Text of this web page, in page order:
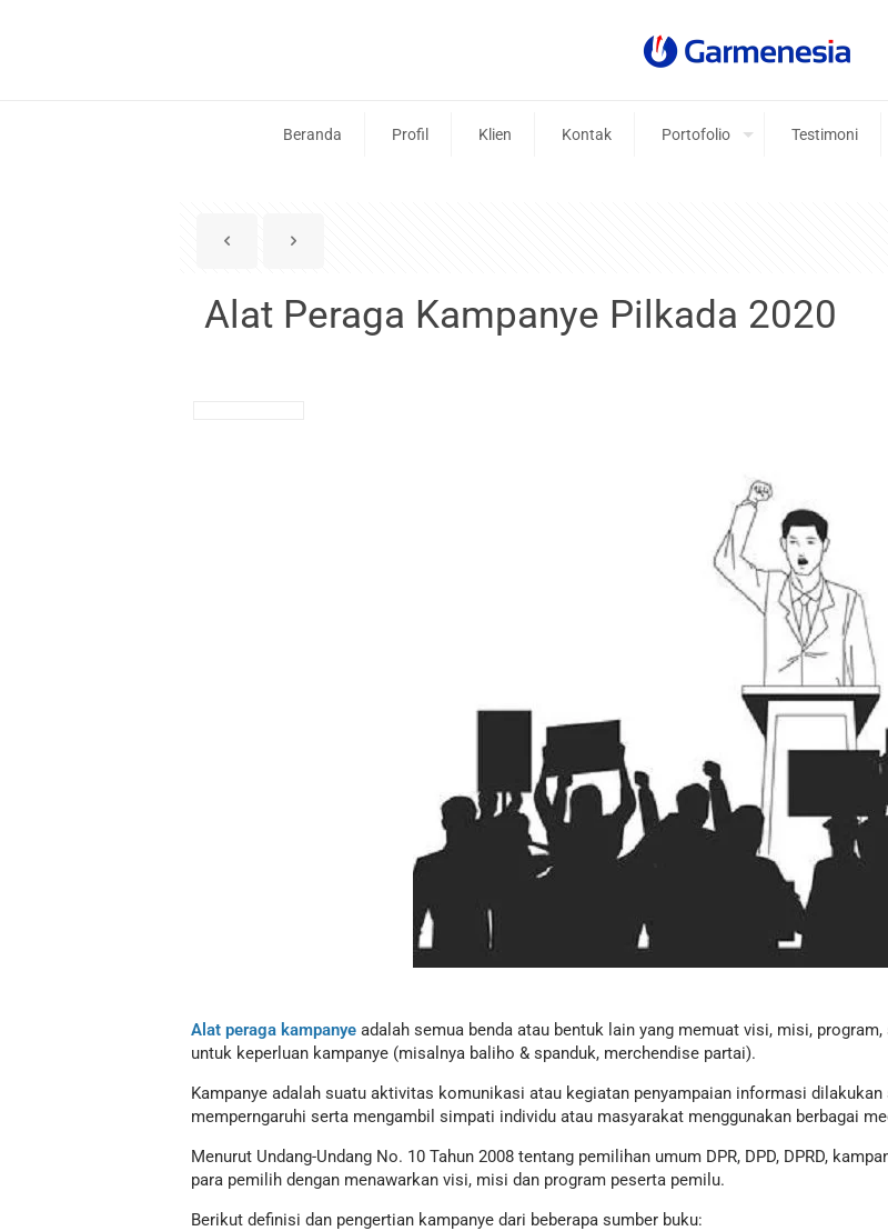
Beranda Profil Klien Kontak Portofolio Testimoni
Alat Peraga Kampanye Pilkada 2020
Alat peraga kampanye adalah semua benda atau bentuk lain yang memuat visi, misi,
untuk keperluan kampanye (misalnya baliho & spanduk, merchendise partai).
Kampanye adalah suatu aktivitas komunikasi atau kegiatan penyampaian informasi
memperngaruhi serta mengambil simpati individu atau masyarakat menggunakan berbagai
Menurut Undang-Undang No. 10 Tahun 2008 tentang pemilihan umum DPR, DPD, DPRD,
para pemilih dengan menawarkan visi, misi dan program peserta pemilu.
Berikut definisi dan pengertian kampanye dari beberapa sumber buku: